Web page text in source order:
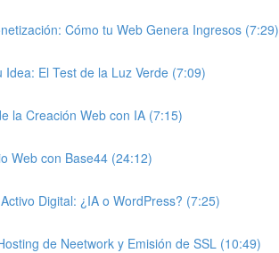
Cómo tu Web Genera Ingresos (7:29)
Idea: El Test de la Luz Verde (7:09)
la Creación Web con IA (7:15)
Web con Base44 (24:12)
Digital: ¿IA o WordPress? (7:25)
de Neetwork y Emisión de SSL (10:49)